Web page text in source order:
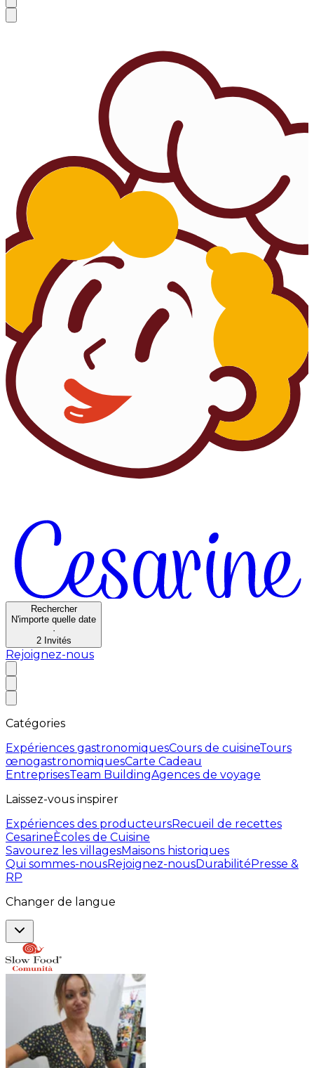
Rechercher
N'importe quelle date
·
2 Invités
Rejoignez-nous
Catégories
Expériences gastronomiquesCours de cuisineTours
œnogastronomiquesCarte Cadeau
EntreprisesTeam BuildingAgences de voyage
Laissez-vous inspirer
Expériences des producteursRecueil de recettes
CesarineÈcoles de Cuisine
Savourez les villagesMaisons historiques
Qui sommes-nousRejoignez-nousDurabilitéPresse &
RP
Changer de langue